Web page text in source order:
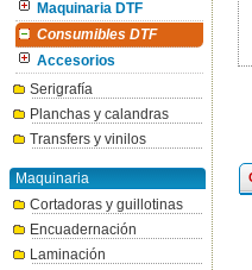
Maquinaria DTF
Consumibles DTF
Accesorios
Serigrafía
Planchas y calandras
Transfers y vinilos
Maquinaria
Cortadoras y guillotinas
Encuadernación
Laminación